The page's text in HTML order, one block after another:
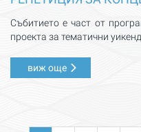
Събитието е част от
проекта за тематични
виж още